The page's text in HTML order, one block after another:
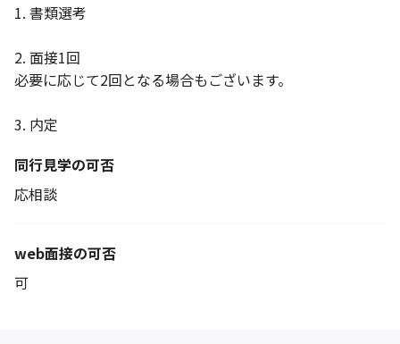
1. 書類選考
2. 面接1回
必要に応じて2回となる場合もございます。
3. 内定
同行見学の可否
応相談
web面接の可否
可